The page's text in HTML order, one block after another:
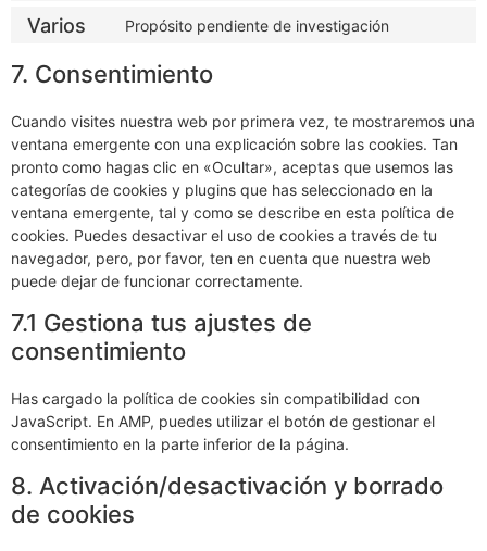
Varios Propósito pendiente de investigación
7. Consentimiento
Cuando visites nuestra web por primera vez, te mostraremos una
ventana emergente con una explicación sobre las cookies. Tan
pronto como hagas clic en «Ocultar», aceptas que usemos las
categorías de cookies y plugins que has seleccionado en la
ventana emergente, tal y como se describe en esta política de
cookies. Puedes desactivar el uso de cookies a través de tu
navegador, pero, por favor, ten en cuenta que nuestra web
puede dejar de funcionar correctamente.
7.1 Gestiona tus ajustes de
consentimiento
Has cargado la política de cookies sin compatibilidad con
JavaScript. En AMP, puedes utilizar el botón de gestionar el
consentimiento en la parte inferior de la página.
8. Activación/desactivación y borrado
de cookies